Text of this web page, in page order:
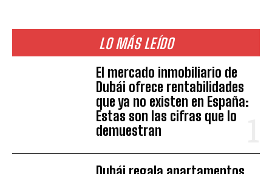
LO MÁS LEÍDO
El mercado inmobiliario de
Dubái ofrece rentabilidades
que ya no existen en España:
Estas son las cifras que lo
demuestran